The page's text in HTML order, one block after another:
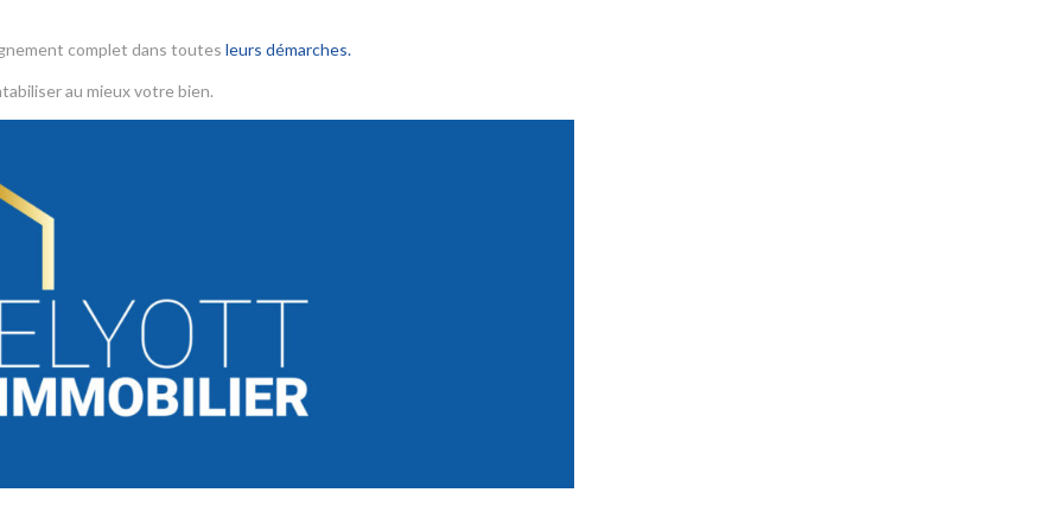
complet dans toutes leurs démarches.
au mieux votre bien.